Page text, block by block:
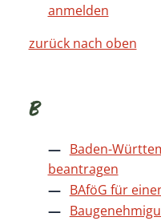
anmelden
zurück nach oben
B
Baden-
beantragen
BAföG für